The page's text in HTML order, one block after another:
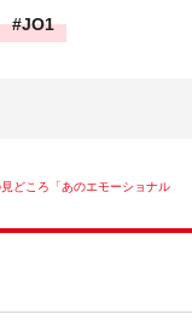
JO1
どころ「あのエモーショナル